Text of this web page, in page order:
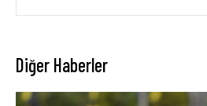
Diğer Haberler